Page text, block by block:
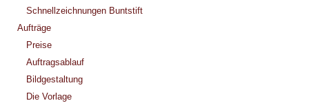
Schnellzeichnungen Buntstift
Aufträge
Preise
Auftragsablauf
Bildgestaltung
Die Vorlage